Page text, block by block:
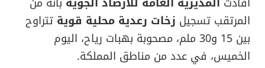
المرتقب تسجيل زخات رعدية محلية قوية تتراوح
بين 15 و30 ملم، مصحوبة بهبات رياح، اليوم
الخميس، في عدد من مناطق المملكة.